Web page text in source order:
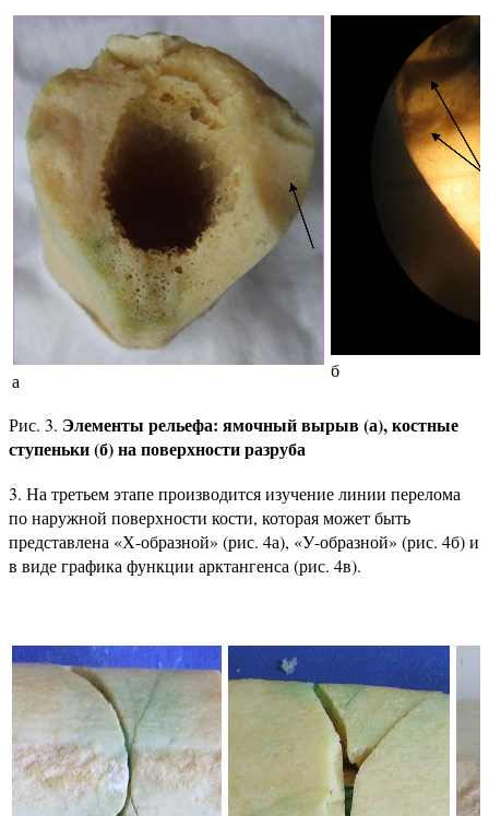
а б
Рис. 3. Элементы рельефа: ямочный вырыв (а), костные
ступеньки (б) на поверхности разруба
3. На третьем этапе производится изучение линии перелома
по наружной поверхности кости, которая может быть
представлена «Х-образной» (рис. 4а), «У-образной» (рис. 4б) и
в виде графика функции арктангенса (рис. 4в).